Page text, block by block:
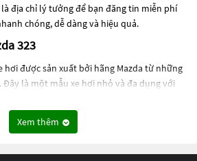
địa chỉ lý tưởng để bạn đăng tin miễn phí
chóng, dễ dàng và hiệu quả.
323
hơi được sản xuất bởi hãng Mazda từ những
Đây là một mẫu xe hơi nhỏ và đa dụng với
323 được sản xuất trong suốt quá trình sản
Xem thêm